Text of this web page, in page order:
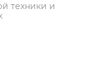
техники и